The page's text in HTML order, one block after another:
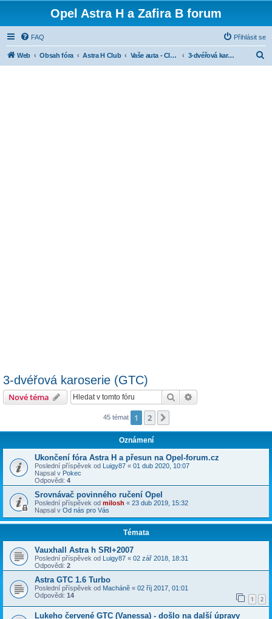
Opel Astra H a Zafira B forum
FAQ Přihlásit se
Web Obsah fóra Astra H Club Vaše auta - Club cars 3-dvéřová karoserie (GTC)
3-dvéřová karoserie (GTC)
Nové téma Hledat
45 témat 1 2
Oznámení
Ukončení fóra Astra H a přesun na Opel-forum.cz
Poslední příspěvek od Luigy87 « 01 dub 2020, 10:07
Napsal v Pokec
Odpovědi: 4
Srovnávač povinného ručení Opel
Poslední příspěvek od milosh « 23 dub 2019, 15:32
Napsal v Od nás pro Vás
Témata
Vauxhall Astra h SRI+2007
Poslední příspěvek od Luigy87 « 02 zář 2018, 18:31
Odpovědi: 2
Astra GTC 1.6 Turbo
Poslední příspěvek od Macháně « 02 říj 2017, 01:01
Odpovědi: 14 1 2
Lukeho červené GTC (Vanessa) - došlo na další úpravy